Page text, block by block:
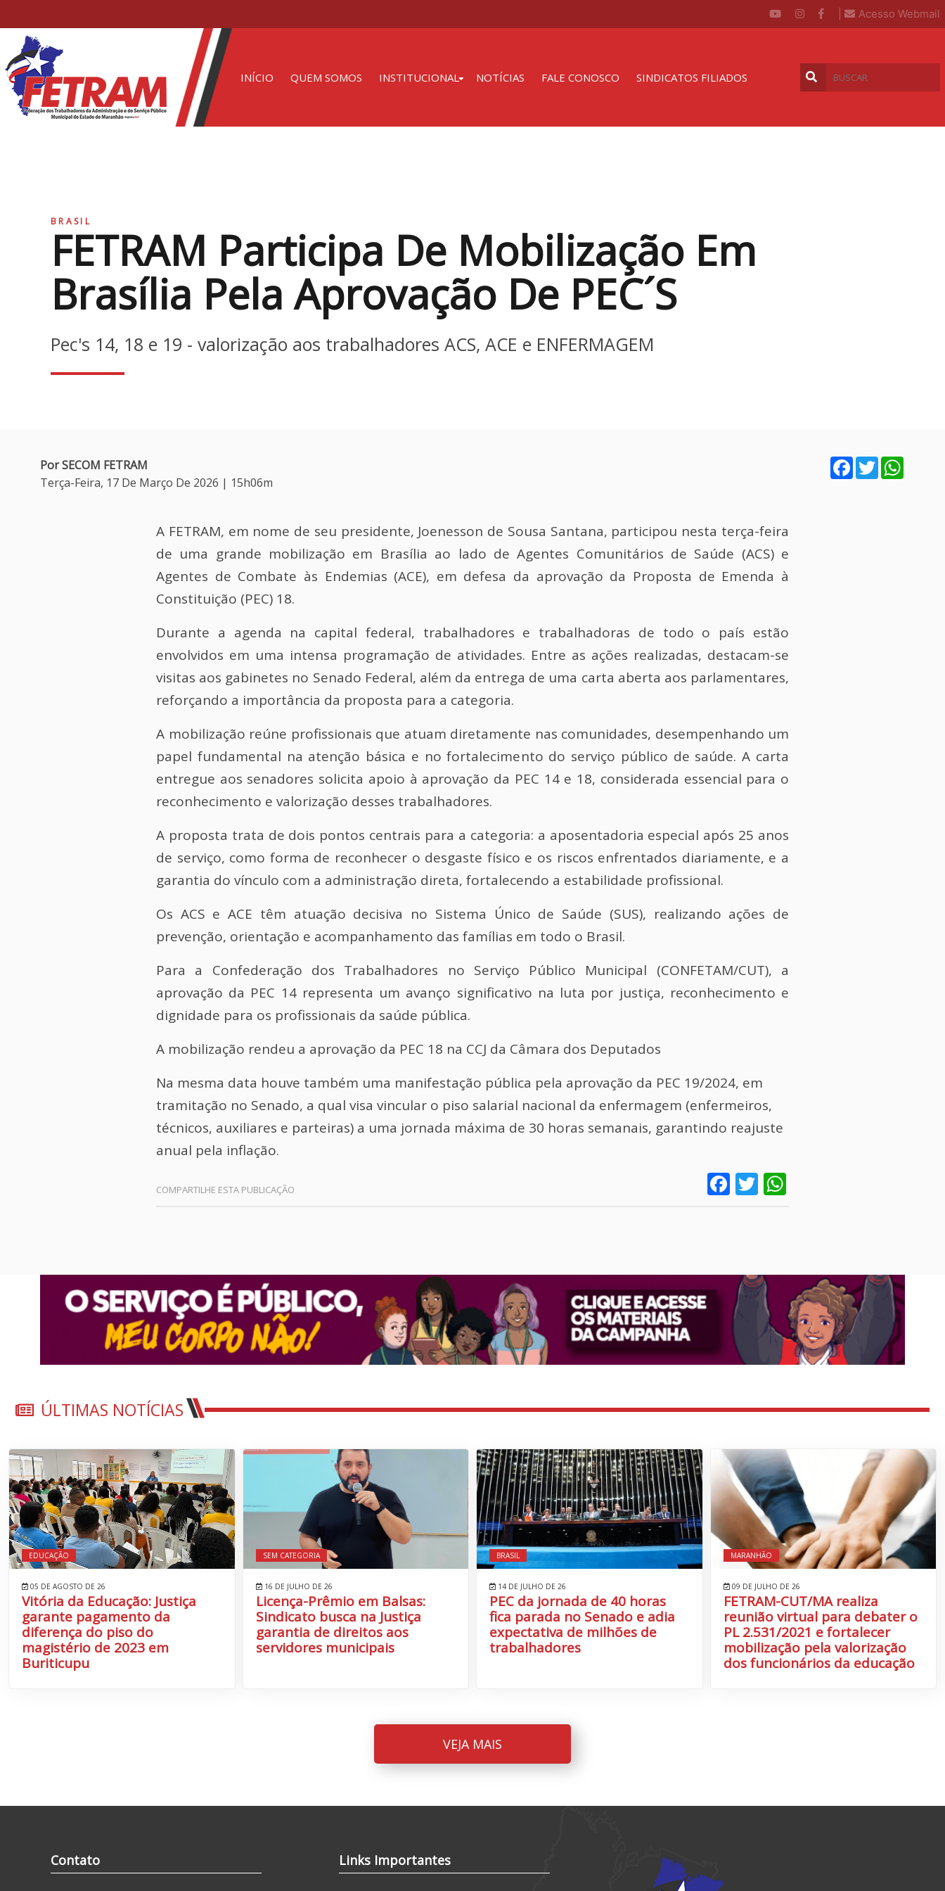
Acesso Webmail
INÍCIO QUEM SOMOS INSTITUCIONAL NOTÍCIAS FALE CONOSCO SINDICATOS FILIADOS
BRASIL
FETRAM Participa De Mobilização Em
Brasília Pela Aprovação De PEC´s
Pec's 14, 18 e 19 - valorização aos trabalhadores ACS, ACE e ENFERMAGEM
Por SECOM FETRAM
Terça-Feira, 17 De Março De 2026 | 15h06m
Facebook
Twitter
A FETRAM, em nome de seu presidente, Joenesson de Sousa Santana, participou nesta terça-feira
de uma grande mobilização em Brasília ao lado de Agentes Comunitários de Saúde (ACS) e
Agentes de Combate às Endemias (ACE), em defesa da aprovação da Proposta de Emenda à
Constituição (PEC) 18.
Durante a agenda na capital federal, trabalhadores e trabalhadoras de todo o país estão
envolvidos em uma intensa programação de atividades. Entre as ações realizadas, destacam-se
visitas aos gabinetes no Senado Federal, além da entrega de uma carta aberta aos parlamentares,
reforçando a importância da proposta para a categoria.
A mobilização reúne profissionais que atuam diretamente nas comunidades, desempenhando um
papel fundamental na atenção básica e no fortalecimento do serviço público de saúde. A carta
entregue aos senadores solicita apoio à aprovação da PEC 14 e 18, considerada essencial para o
reconhecimento e valorização desses trabalhadores.
A proposta trata de dois pontos centrais para a categoria: a aposentadoria especial após 25 anos
de serviço, como forma de reconhecer o desgaste físico e os riscos enfrentados diariamente, e a
garantia do vínculo com a administração direta, fortalecendo a estabilidade profissional.
Os ACS e ACE têm atuação decisiva no Sistema Único de Saúde (SUS), realizando ações de
prevenção, orientação e acompanhamento das famílias em todo o Brasil.
Para a Confederação dos Trabalhadores no Serviço Público Municipal (CONFETAM/CUT), a
aprovação da PEC 14 representa um avanço significativo na luta por justiça, reconhecimento e
dignidade para os profissionais da saúde pública.
A mobilização rendeu a aprovação da PEC 18 na CCJ da Câmara dos Deputados
Na mesma data houve também uma manifestação pública pela aprovação da PEC 19/2024, em
tramitação no Senado, a qual visa vincular o piso salarial nacional da enfermagem (enfermeiros,
técnicos, auxiliares e parteiras) a uma jornada máxima de 30 horas semanais, garantindo reajuste
anual pela inflação.
Facebook
Twitter
ÚLTIMAS NOTÍCIAS
EDUCAÇÃO
05 DE AGOSTO DE 26
Vitória da Educação: Justiça
garante pagamento da
diferença do piso do
magistério de 2023 em
Buriticupu
SEM CATEGORIA
16 DE JULHO DE 26
Licença-Prêmio em Balsas:
Sindicato busca na Justiça
garantia de direitos aos
servidores municipais
BRASIL
14 DE JULHO DE 26
PEC da jornada de 40 horas
fica parada no Senado e adia
expectativa de milhões de
trabalhadores
MARANHÃO
09 DE JULHO DE 26
FETRAM-CUT/MA realiza
reunião virtual para debater o
PL 2.531/2021 e fortalecer
mobilização pela valorização
dos funcionários da educação
VEJA MAIS
Contato Links Importantes